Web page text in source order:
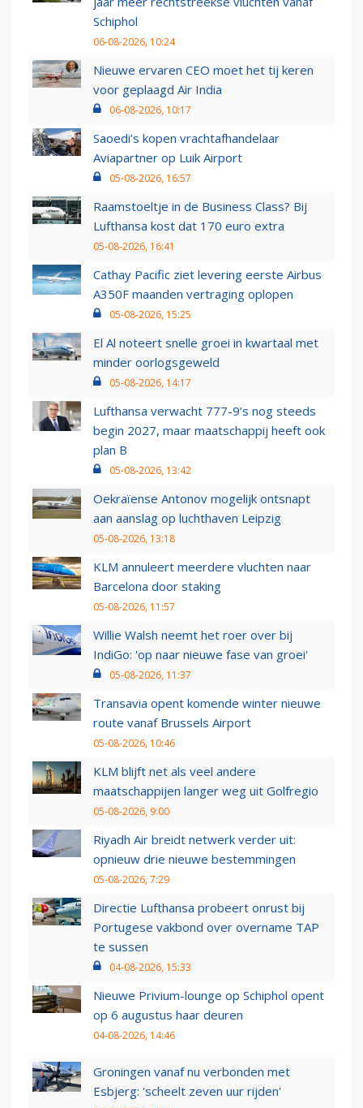
Schiphol
06-08-2026, 10:24
Nieuwe ervaren CEO moet het tij keren
voor geplaagd Air India
06-08-2026, 10:17
Saoedi’s kopen vrachtafhandelaar
Aviapartner op Luik Airport
05-08-2026, 16:57
Raamstoeltje in de Business Class? Bij
Lufthansa kost dat 170 euro extra
05-08-2026, 16:41
Cathay Pacific ziet levering eerste Airbus
A350F maanden vertraging oplopen
05-08-2026, 15:25
El Al noteert snelle groei in kwartaal met
minder oorlogsgeweld
05-08-2026, 14:17
Lufthansa verwacht 777-9’s nog steeds
begin 2027, maar maatschappij heeft ook
plan B
05-08-2026, 13:42
Oekraïense Antonov mogelijk ontsnapt
aan aanslag op luchthaven Leipzig
05-08-2026, 13:18
KLM annuleert meerdere vluchten naar
Barcelona door staking
05-08-2026, 11:57
Willie Walsh neemt het roer over bij
IndiGo: 'op naar nieuwe fase van groei'
05-08-2026, 11:37
Transavia opent komende winter nieuwe
route vanaf Brussels Airport
05-08-2026, 10:46
KLM blijft net als veel andere
maatschappijen langer weg uit Golfregio
05-08-2026, 9:00
Riyadh Air breidt netwerk verder uit:
opnieuw drie nieuwe bestemmingen
05-08-2026, 7:29
Directie Lufthansa probeert onrust bij
Portugese vakbond over overname TAP
te sussen
04-08-2026, 15:33
Nieuwe Privium-lounge op Schiphol opent
op 6 augustus haar deuren
04-08-2026, 14:46
Groningen vanaf nu verbonden met
Esbjerg: 'scheelt zeven uur rijden'